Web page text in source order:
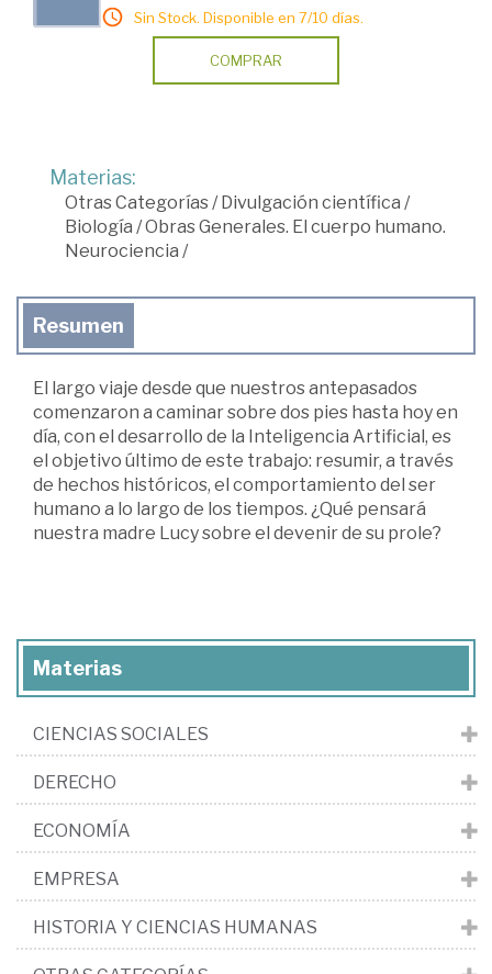
Sin Stock. Disponible en 7/10 días.
COMPRAR
Materias:
Otras Categorías/Divulgación científica /
Biología /Obras Generales. El cuerpo humano.
Neurociencia /
Resumen
El largo viaje desde que nuestros antepasados
comenzaron a caminar sobre dos pies hasta hoy en
día, con el desarrollo de la Inteligencia Artificial, es
el objetivo último de este trabajo: resumir, a través
de hechos históricos, el comportamiento del ser
humano a lo largo de los tiempos. ¿Qué pensará
nuestra madre Lucy sobre el devenir de su prole?
Materias
CIENCIAS SOCIALES
DERECHO
ECONOMÍA
EMPRESA
HISTORIA Y CIENCIAS HUMANAS